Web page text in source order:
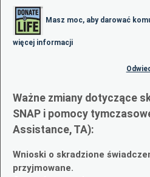
Masz moc, aby darować
więcej informacji
Ważne zmiany dotyczące
SNAP i pomocy
Assistance, TA):
Wnioski o skradzione
przyjmowane.